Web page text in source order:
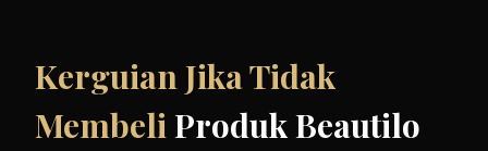
Kerguian Jika Tidak
MembeliProduk Beautilo